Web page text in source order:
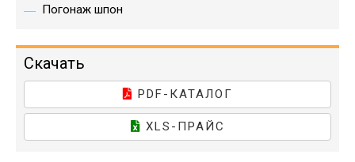
Погонаж шпон
Скачать
PDF-КАТАЛОГ
XLS-ПРАЙС